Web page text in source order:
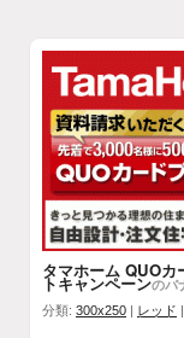
タマホーム QUOカ
トキャンペーンのバ
分類: 300x250 レッド